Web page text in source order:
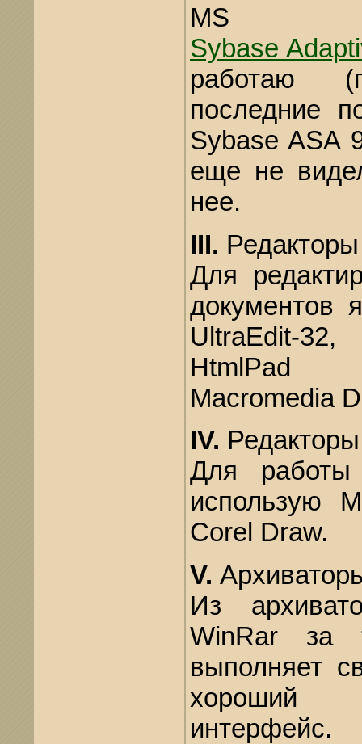
MS
Sybase
работаю
последние
Sybase ASA
еще не
нее.
III. Редакторы
Для
документов
Macromedia
IV.
Для
использую
Corel Draw.
V.
Из
WinRar за
выполняет
хороший
интерфейс.